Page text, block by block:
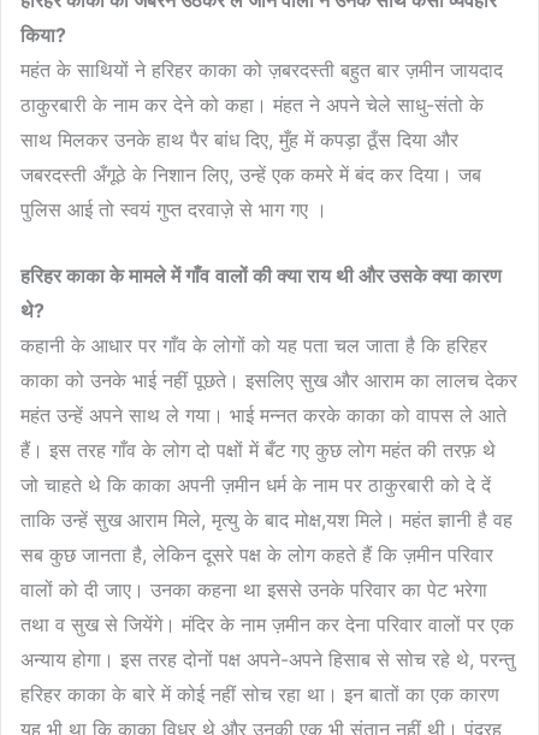
किया?
महंत के साथियों ने हरिहर काका को ज़बरदस्ती बहुत बार ज़मीन जायदाद
ठाकुरबारी के नाम कर देने को कहा। मंहत ने अपने चेले साधु-संतो के
साथ मिलकर उनके हाथ पैर बांध दिए, मुँह में कपड़ा ठूँस दिया और
जबरदस्ती अँगूठे के निशान लिए, उन्हें एक कमरे में बंद कर दिया। जब
पुलिस आई तो स्वयं गुप्त दरवाज़े से भाग गए ।
हरिहर काका के मामले में गाँव वालों की क्या राय थी और उसके क्या कारण
थे?
कहानी के आधार पर गाँव के लोगों को यह पता चल जाता है कि हरिहर
काका को उनके भाई नहीं पूछते। इसलिए सुख और आराम का लालच देकर
महंत उन्हें अपने साथ ले गया। भाई मन्नत करके काका को वापस ले आते
हैं। इस तरह गाँव के लोग दो पक्षों में बँट गए कुछ लोग महंत की तरफ़ थे
जो चाहते थे कि काका अपनी ज़मीन धर्म के नाम पर ठाकुरबारी को दे दें
ताकि उन्हें सुख आराम मिले, मृत्यु के बाद मोक्ष,यश मिले। महंत ज्ञानी है वह
सब कुछ जानता है, लेकिन दूसरे पक्ष के लोग कहते हैं कि ज़मीन परिवार
वालों को दी जाए। उनका कहना था इससे उनके परिवार का पेट भरेगा
तथा व सुख से जियेंगे। मंदिर के नाम ज़मीन कर देना परिवार वालों पर एक
अन्याय होगा। इस तरह दोनों पक्ष अपने-अपने हिसाब से सोच रहे थे, परन्तु
हरिहर काका के बारे में कोई नहीं सोच रहा था। इन बातों का एक कारण
यह भी था कि काका विधुर थे और उनकी एक भी संतान नहीं थी। पंद्रह